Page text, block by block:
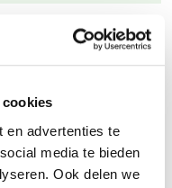
en advertenties te
media te bieden
Ook delen we